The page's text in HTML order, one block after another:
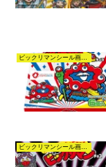
ビックリマンシール画像リスト